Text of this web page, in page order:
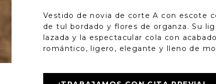
Vestido de novia de corte A con escote
de tul bordado y flores de organza. Su
lazada y la espectacular cola con
romántico, ligero, elegante y lleno de